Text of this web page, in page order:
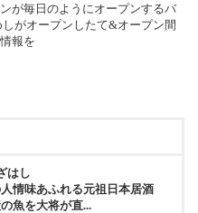
が毎日のようにオープンするバ
がオープンしたて&オープン間
報を
はし
情味あふれる元祖日本居酒
魚を大将が直...